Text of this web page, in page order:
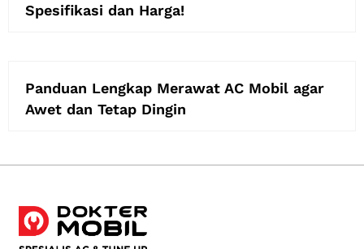
Spesifikasi dan Harga!
Panduan Lengkap Merawat AC Mobil agar
Awet dan Tetap Dingin